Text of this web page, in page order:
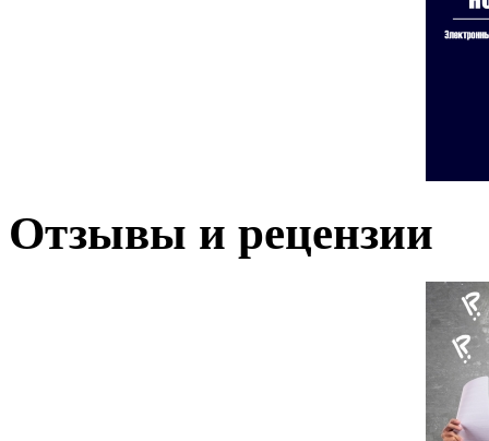
Отзывы и рецензии